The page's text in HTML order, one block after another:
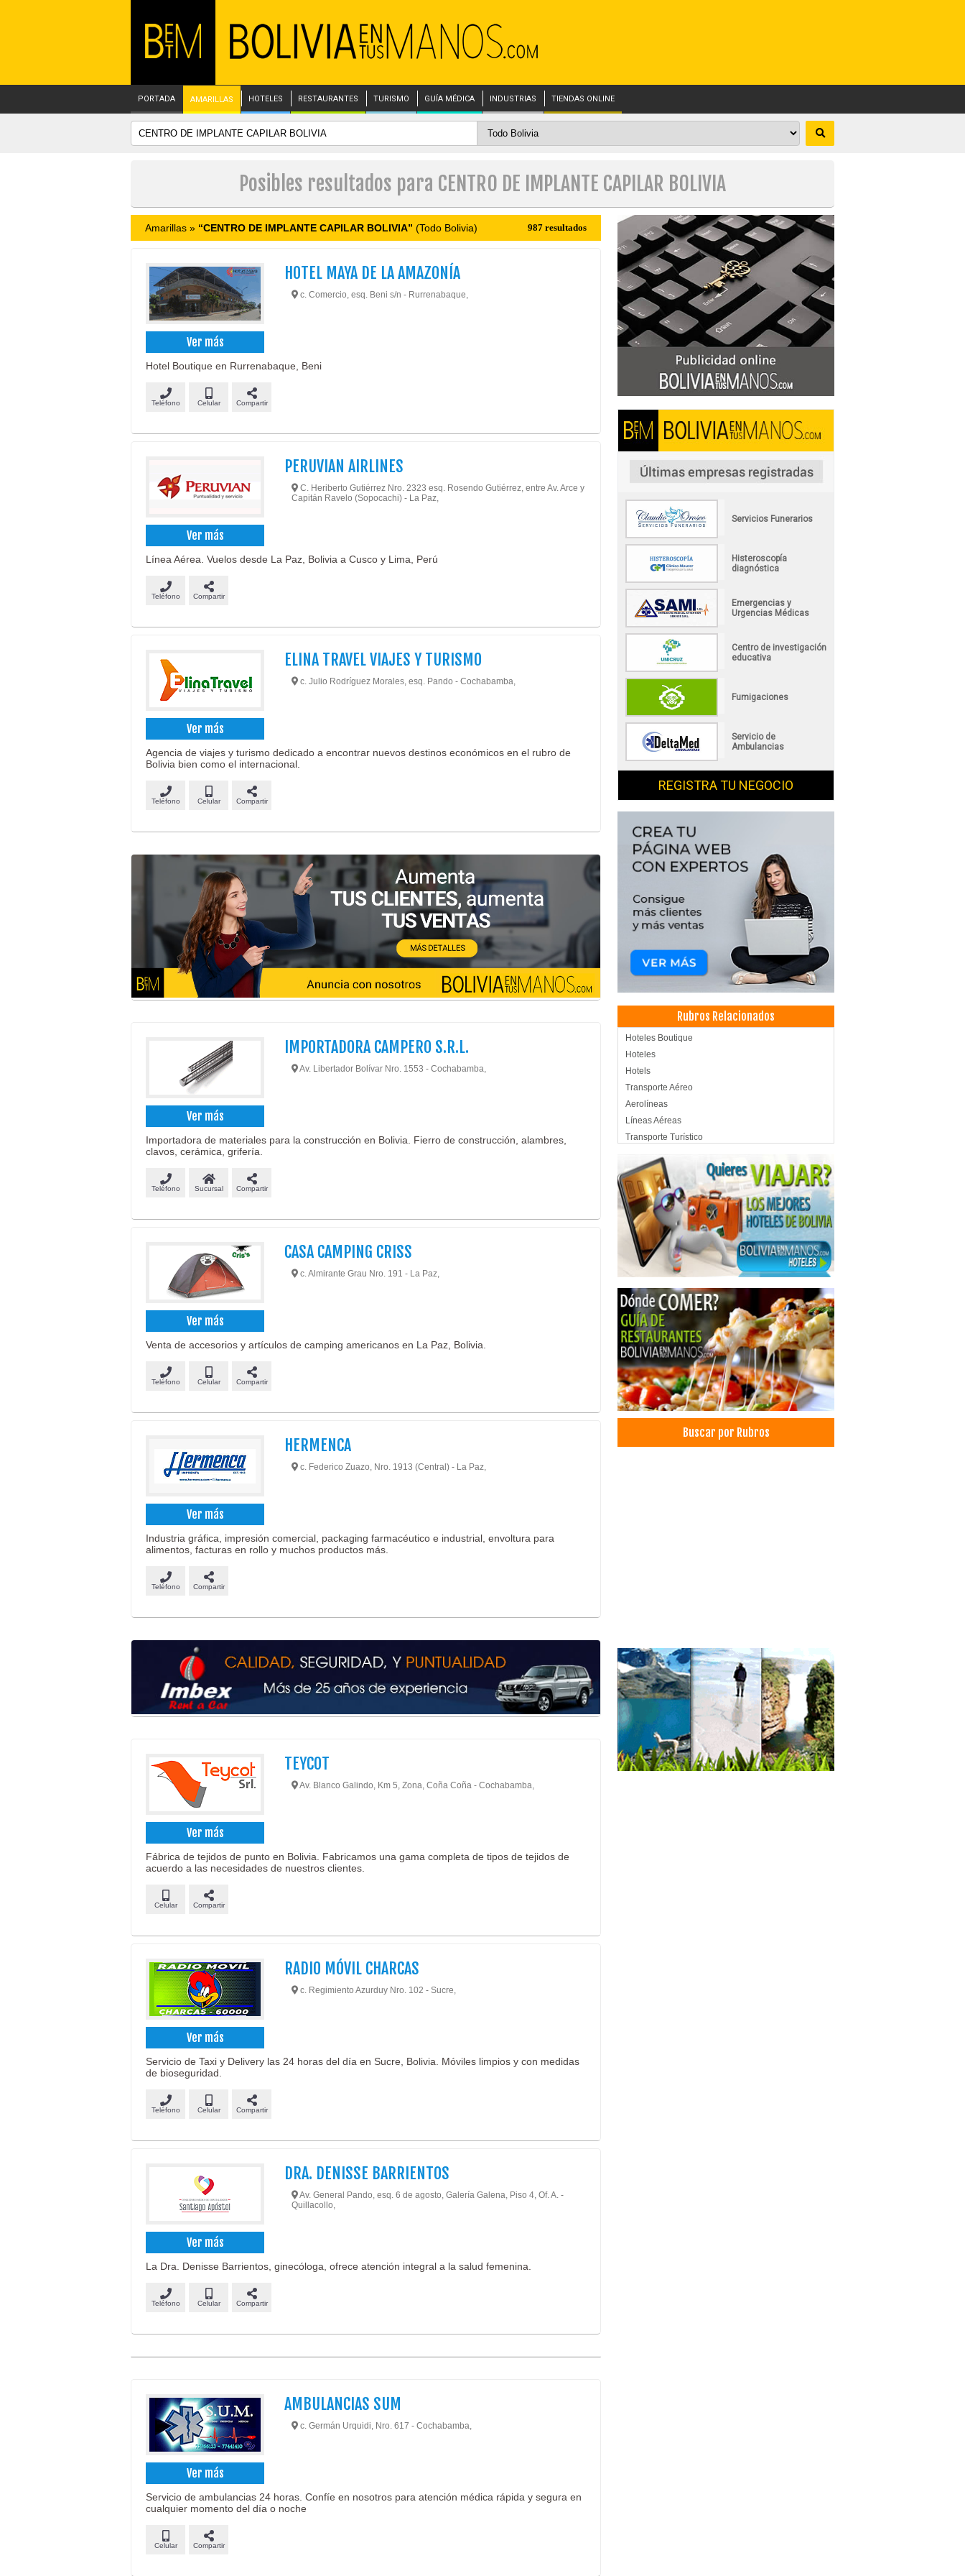
PORTADA AMARILLAS HOTELES RESTAURANTES TURISMO GUÍA MÉDICA INDUSTRIAS TIENDAS ONLINE
Posibles resultados para CENTRO DE IMPLANTE CAPILAR BOLIVIA
Amarillas » “CENTRO DE IMPLANTE CAPILAR BOLIVIA” (Todo Bolivia) 987 resultados
Ver más
HOTEL MAYA DE LA AMAZONÍA
c. Comercio, esq. Beni s/n - Rurrenabaque,
Hotel Boutique en Rurrenabaque, Beni
Teléfono Celular Compartir
Ver más
PERUVIAN AIRLINES
C. Heriberto Gutiérrez Nro. 2323 esq. Rosendo Gutiérrez, entre Av. Arce y
Capitán Ravelo (Sopocachi) - La Paz,
Línea Aérea. Vuelos desde La Paz, Bolivia a Cusco y Lima, Perú
Teléfono Compartir
Ver más
ELINA TRAVEL VIAJES Y TURISMO
c. Julio Rodríguez Morales, esq. Pando - Cochabamba,
Agencia de viajes y turismo dedicado a encontrar nuevos destinos económicos en el rubro de
Bolivia bien como el internacional.
Teléfono Celular Compartir
Ver más
IMPORTADORA CAMPERO S.R.L.
Av. Libertador Bolívar Nro. 1553 - Cochabamba,
Importadora de materiales para la construcción en Bolivia. Fierro de construcción, alambres,
clavos, cerámica, grifería.
Teléfono Sucursal Compartir
Ver más
CASA CAMPING CRISS
c. Almirante Grau Nro. 191 - La Paz,
Venta de accesorios y artículos de camping americanos en La Paz, Bolivia.
Teléfono Celular Compartir
Ver más
HERMENCA
c. Federico Zuazo, Nro. 1913 (Central) - La Paz,
Industria gráfica, impresión comercial, packaging farmacéutico e industrial, envoltura para
alimentos, facturas en rollo y muchos productos más.
Teléfono Compartir
Ver más
TEYCOT
Av. Blanco Galindo, Km 5, Zona, Coña Coña - Cochabamba,
Fábrica de tejidos de punto en Bolivia. Fabricamos una gama completa de tipos de tejidos de
acuerdo a las necesidades de nuestros clientes.
Celular Compartir
Ver más
RADIO MÓVIL CHARCAS
c. Regimiento Azurduy Nro. 102 - Sucre,
Servicio de Taxi y Delivery las 24 horas del día en Sucre, Bolivia. Móviles limpios y con medidas
de bioseguridad.
Teléfono Celular Compartir
Ver más
DRA. DENISSE BARRIENTOS
Av. General Pando, esq. 6 de agosto, Galería Galena, Piso 4, Of. A. -
Quillacollo,
La Dra. Denisse Barrientos, ginecóloga, ofrece atención integral a la salud femenina.
Teléfono Celular Compartir
Ver más
AMBULANCIAS SUM
c. Germán Urquidi, Nro. 617 - Cochabamba,
Servicio de ambulancias 24 horas. Confíe en nosotros para atención médica rápida y segura en
cualquier momento del día o noche
Celular Compartir
Servicios Funerarios
Histeroscopía
diagnóstica
Emergencias y
Urgencias Médicas
Centro de investigación
educativa
Fumigaciones
Servicio de
Ambulancias
REGISTRA TU NEGOCIO
Rubros Relacionados
Hoteles Boutique
Hoteles
Hotels
Transporte Aéreo
Aerolíneas
Líneas Aéreas
Transporte Turístico
Transporte de Pasajeros
Agencias de Viajes y Turismo
Operadora de Turismo
Operadores Turisticos
Turismo: Agencias de Viaje
Turismo
Viajes, Agencias de
Materiales de Construcción
Ferreterías
Calaminas
Clavos
Griferia
Hormigones
Planchas Metálicas
Yeso
Accesorios para construcción
Fierro de Construcción
Parkas
Accesorios de Montaña
Envoltura para alimentos
Formularios Contínuos
Impresión Digital
Imprentas
Impresión data variable
Impresión de facturas en rollo
Buscar por Rubros